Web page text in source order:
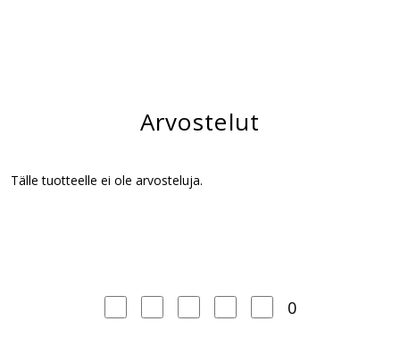
Arvostelut
Tälle tuotteelle ei ole arvosteluja.
0